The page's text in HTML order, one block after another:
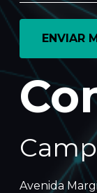
Avenida